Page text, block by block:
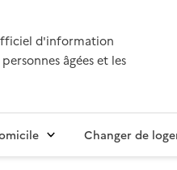
d'information
âgées et les
Changer de